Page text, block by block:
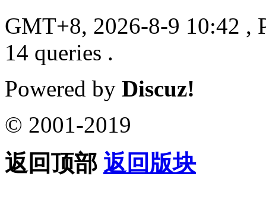
GMT+8, 2026-8-9 10:42 ,
14 queries .
Powered by Discuz!
© 2001-2019
返回顶部 返回版块